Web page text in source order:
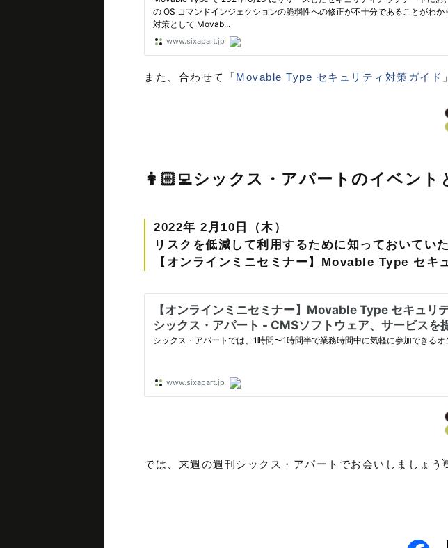
また、合わせて「Movable Type セキュリティ対策ガイド
👩🏻‍💻シックス・アパートのイベント
2022年 2月10日（木）
リスクを低減して利用するために知っておいてい
【オンラインミニセミナー】Movable Type セキ
では、来週の週刊シックス・アパートでお会いしましょう